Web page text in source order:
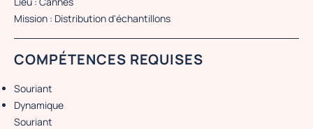
Mission : Distribution d'échantillons
COMPÉTENCES REQUISES
Souriant
Dynamique
Souriant